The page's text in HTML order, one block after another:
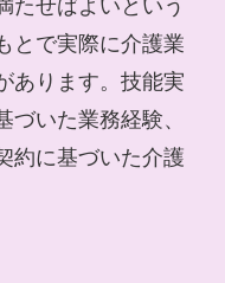
たせばよいという
とで実際に介護業
あります。技能実
いた業務経験、
約に基づいた介護